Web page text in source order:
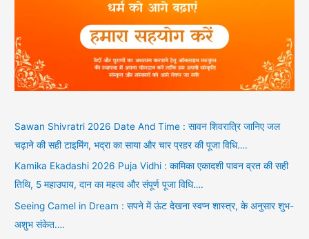
Sawan Shivratri 2026 Date And Time : सावन शिवरात्रि जानिए जल
चढ़ाने की सही टाइमिंग, भद्रा का साया और चार प्रहर की पूजा विधि….
Kamika Ekadashi 2026 Puja Vidhi : कामिका एकादशी पावन व्रत की सही
तिथि, 5 महाउपाय, दान का महत्व और संपूर्ण पूजा विधि….
Seeing Camel in Dream : सपने में ऊंट देखना स्वप्न शास्त्र, के अनुसार शुभ-
अशुभ संकेत….